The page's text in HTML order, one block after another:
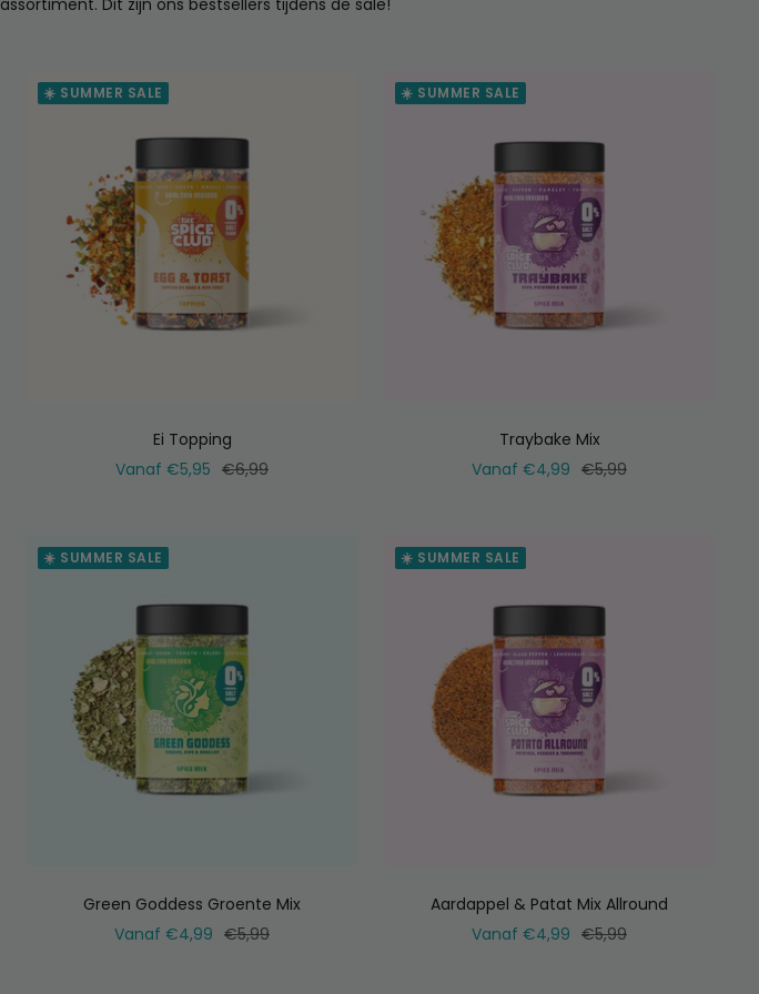
Dit zijn ons bestsellers tijdens de sale!
☀️ SUMMER SALE
Ei Topping
Verkoopprijs
Vanaf €5,95 Normale
€6,99
☀️ SUMMER SALE
Traybake Mix
Verkoopprijs
Vanaf €4,99 Normale
€5,99
☀️ SUMMER SALE
Green Goddess Groente Mix
Verkoopprijs
Vanaf €4,99 Normale
€5,99
☀️ SUMMER SALE
Aardappel & Patat Mix Allround
Verkoopprijs
Vanaf €4,99 Normale
€5,99